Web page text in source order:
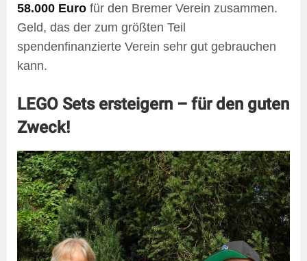
58.000 Euro für den Bremer Verein zusammen.
Geld, das der zum größten Teil
spendenfinanzierte Verein sehr gut gebrauchen
kann.
LEGO Sets ersteigern – für den guten
Zweck!